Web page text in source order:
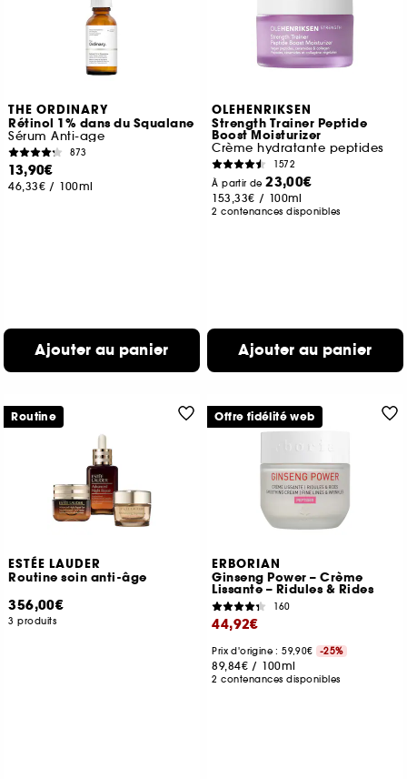
THE ORDINARY
Rétinol 1% dans du Squalane
Sérum Anti-age
873
13,90€
46,33€ / 100ml
Ajouter au panier
OLEHENRIKSEN
Strength Trainer Peptide
Boost Moisturizer
Crème hydratante peptides
1572
À partir de23,00€
153,33€ / 100ml
2 contenances disponibles
Ajouter au panier
ESTÉE LAUDER
Routine soin anti-âge
356,00€
3 produits
Routine
ERBORIAN
Ginseng Power – Crème
Lissante – Ridules & Rides
160
44,92€
Prix d'origine : 59,90€ -25%
89,84€ / 100ml
2 contenances disponibles
Offre fidélité web